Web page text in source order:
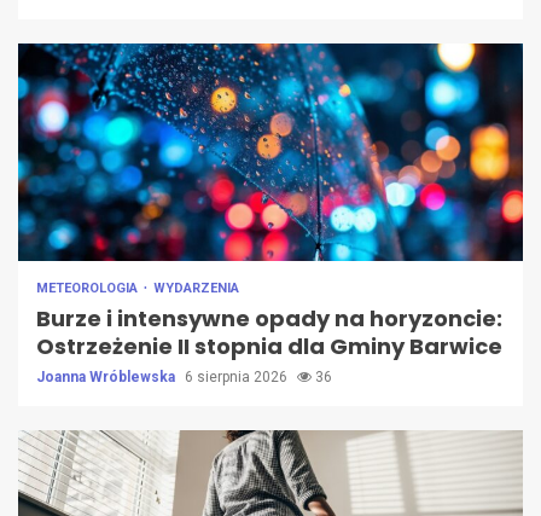
METEOROLOGIA WYDARZENIA
Burze i intensywne opady na horyzoncie:
Ostrzeżenie II stopnia dla Gminy Barwice
Joanna Wróblewska 6 sierpnia 2026 36